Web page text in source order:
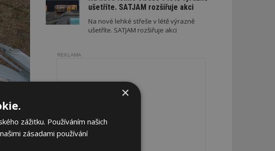
ušetříte. SATJAM rozšiřuje akci
Na nové lehké střeše v létě výrazně
ušetříte. SATJAM rozšiřuje akci
REKLAMA
×
zážitku. Používáním našich
zásadami používání